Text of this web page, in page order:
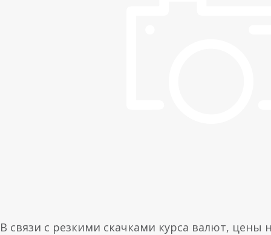
В связи с резкими скачками курса валют, цены